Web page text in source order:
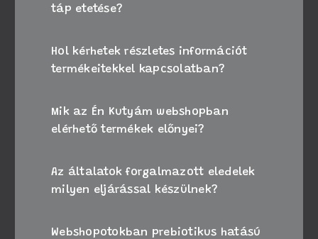
táp etetése?
Hol kérhetek részletes információt
termékeitekkel kapcsolatban?
Mik az Én Kutyám webshopban
elérhető termékek előnyei?
Az általatok forgalmazott eledelek
milyen eljárással készülnek?
Webshopotokban prebiotikus hatású